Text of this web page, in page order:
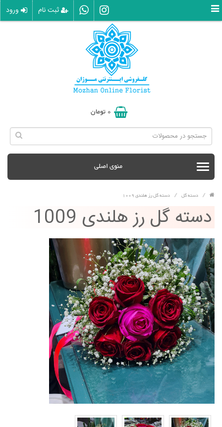
ورود ثبت نام
0تومان
منوی اصلی
دسته گل دسته گل رز هلندی 1009
دسته گل رز هلندی 1009